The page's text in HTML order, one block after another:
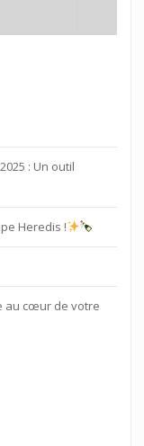
: Un outil
Heredis !
au cœur de votre